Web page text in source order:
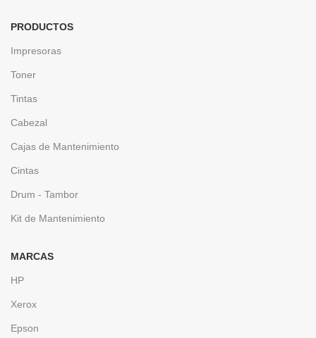
PRODUCTOS
Impresoras
Toner
Tintas
Cabezal
Cajas de Mantenimiento
Cintas
Drum - Tambor
Kit de Mantenimiento
MARCAS
HP
Xerox
Epson